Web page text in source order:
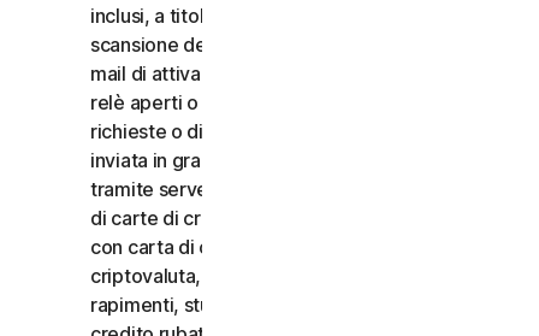
inclusi, a titolo esemplificativo ma non esaustivo,
scansione delle porte, invio di spam, invio di e-
mail di attivazione o disattivazione, scansione di
relè aperti o proxy aperti, invio di e-mail non
richieste o di qualsiasi versione o tipo di e-mail
inviata in grandi quantità anche se indirizzata
tramite server di terzi, lancio di pop-up, utilizzo
di carte di credito rubate, messa in atto di frodi
con carta di credito, frodi finanziarie, frodi in
criptovaluta, occultamenti, estorsioni, ricatti,
rapimenti, stupri, omicidi, vendita di carte di